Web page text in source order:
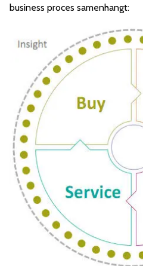
business proces samenhangt: